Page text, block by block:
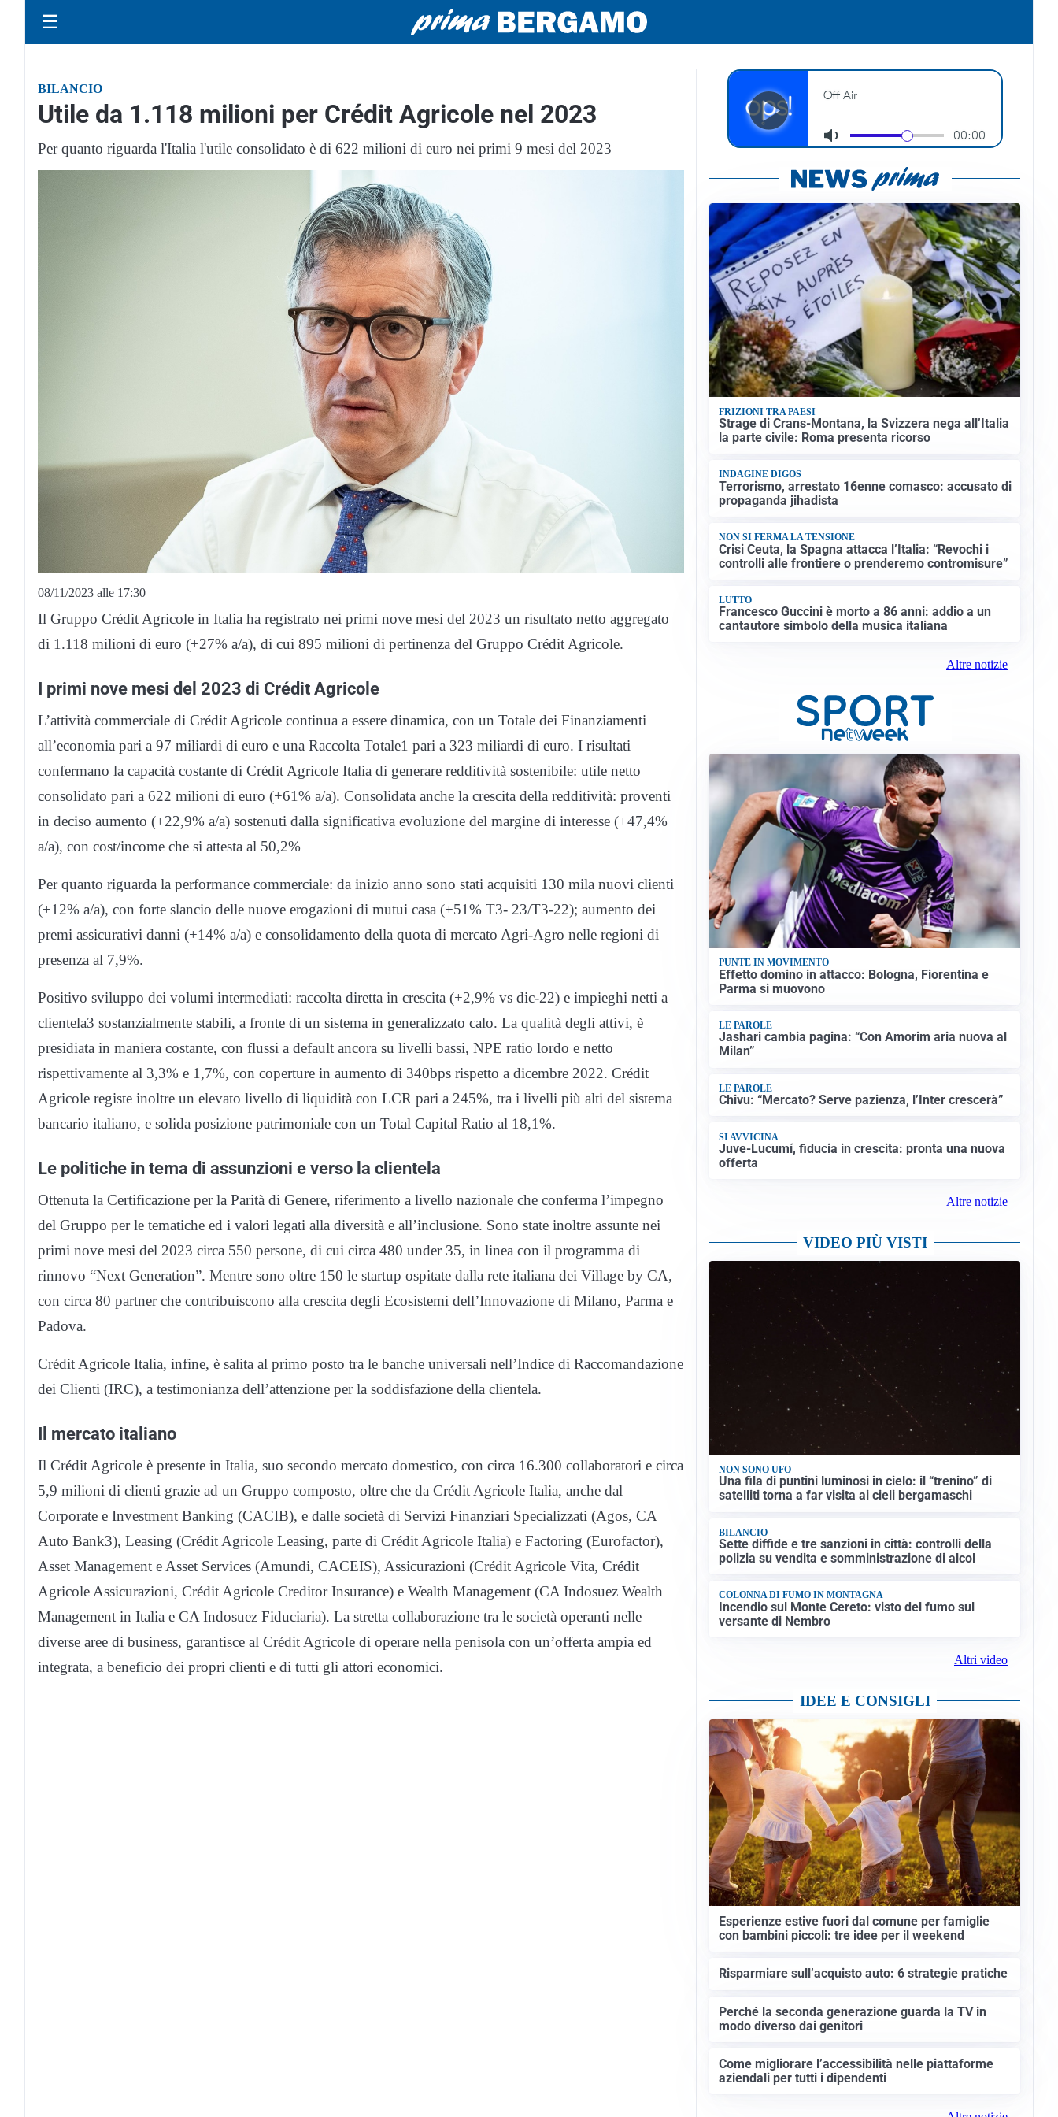
☰
BILANCIO
Utile da 1.118 milioni per Crédit Agricole nel 2023
Per quanto riguarda l'Italia l'utile consolidato è di 622 milioni di euro nei primi 9 mesi del 2023
08/11/2023 alle 17:30
Il Gruppo Crédit Agricole in Italia ha registrato nei primi nove mesi del 2023 un risultato netto aggregato
di 1.118 milioni di euro (+27% a/a), di cui 895 milioni di pertinenza del Gruppo Crédit Agricole.
I primi nove mesi del 2023 di Crédit Agricole
L’attività commerciale di Crédit Agricole continua a essere dinamica, con un Totale dei Finanziamenti
all’economia pari a 97 miliardi di euro e una Raccolta Totale1 pari a 323 miliardi di euro. I risultati
confermano la capacità costante di Crédit Agricole Italia di generare redditività sostenibile: utile netto
consolidato pari a 622 milioni di euro (+61% a/a). Consolidata anche la crescita della redditività: proventi
in deciso aumento (+22,9% a/a) sostenuti dalla significativa evoluzione del margine di interesse (+47,4%
a/a), con cost/income che si attesta al 50,2%
Per quanto riguarda la performance commerciale: da inizio anno sono stati acquisiti 130 mila nuovi clienti
(+12% a/a), con forte slancio delle nuove erogazioni di mutui casa (+51% T3- 23/T3-22); aumento dei
premi assicurativi danni (+14% a/a) e consolidamento della quota di mercato Agri-Agro nelle regioni di
presenza al 7,9%.
Positivo sviluppo dei volumi intermediati: raccolta diretta in crescita (+2,9% vs dic-22) e impieghi netti a
clientela3 sostanzialmente stabili, a fronte di un sistema in generalizzato calo. La qualità degli attivi, è
presidiata in maniera costante, con flussi a default ancora su livelli bassi, NPE ratio lordo e netto
rispettivamente al 3,3% e 1,7%, con coperture in aumento di 340bps rispetto a dicembre 2022. Crédit
Agricole registe inoltre un elevato livello di liquidità con LCR pari a 245%, tra i livelli più alti del sistema
bancario italiano, e solida posizione patrimoniale con un Total Capital Ratio al 18,1%.
Le politiche in tema di assunzioni e verso la clientela
Ottenuta la Certificazione per la Parità di Genere, riferimento a livello nazionale che conferma l’impegno
del Gruppo per le tematiche ed i valori legati alla diversità e all’inclusione. Sono state inoltre assunte nei
primi nove mesi del 2023 circa 550 persone, di cui circa 480 under 35, in linea con il programma di
rinnovo “Next Generation”. Mentre sono oltre 150 le startup ospitate dalla rete italiana dei Village by CA,
con circa 80 partner che contribuiscono alla crescita degli Ecosistemi dell’Innovazione di Milano, Parma e
Padova.
Crédit Agricole Italia, infine, è salita al primo posto tra le banche universali nell’Indice di Raccomandazione
dei Clienti (IRC), a testimonianza dell’attenzione per la soddisfazione della clientela.
Il mercato italiano
Il Crédit Agricole è presente in Italia, suo secondo mercato domestico, con circa 16.300 collaboratori e circa
5,9 milioni di clienti grazie ad un Gruppo composto, oltre che da Crédit Agricole Italia, anche dal
Corporate e Investment Banking (CACIB), e dalle società di Servizi Finanziari Specializzati (Agos, CA
Auto Bank3), Leasing (Crédit Agricole Leasing, parte di Crédit Agricole Italia) e Factoring (Eurofactor),
Asset Management e Asset Services (Amundi, CACEIS), Assicurazioni (Crédit Agricole Vita, Crédit
Agricole Assicurazioni, Crédit Agricole Creditor Insurance) e Wealth Management (CA Indosuez Wealth
Management in Italia e CA Indosuez Fiduciaria). La stretta collaborazione tra le società operanti nelle
diverse aree di business, garantisce al Crédit Agricole di operare nella penisola con un’offerta ampia ed
integrata, a beneficio dei propri clienti e di tutti gli attori economici.
FRIZIONI TRA PAESI
Strage di Crans-Montana, la Svizzera nega all’Italia
la parte civile: Roma presenta ricorso
INDAGINE DIGOS
Terrorismo, arrestato 16enne comasco: accusato di
propaganda jihadista
NON SI FERMA LA TENSIONE
Crisi Ceuta, la Spagna attacca l’Italia: “Revochi i
controlli alle frontiere o prenderemo contromisure”
LUTTO
Francesco Guccini è morto a 86 anni: addio a un
cantautore simbolo della musica italiana
Altre notizie
PUNTE IN MOVIMENTO
Effetto domino in attacco: Bologna, Fiorentina e
Parma si muovono
LE PAROLE
Jashari cambia pagina: “Con Amorim aria nuova al
Milan”
LE PAROLE
Chivu: “Mercato? Serve pazienza, l’Inter crescerà”
SI AVVICINA
Juve-Lucumí, fiducia in crescita: pronta una nuova
offerta
Altre notizie
VIDEO PIÙ VISTI
NON SONO UFO
Una fila di puntini luminosi in cielo: il “trenino” di
satelliti torna a far visita ai cieli bergamaschi
BILANCIO
Sette diffide e tre sanzioni in città: controlli della
polizia su vendita e somministrazione di alcol
COLONNA DI FUMO IN MONTAGNA
Incendio sul Monte Cereto: visto del fumo sul
versante di Nembro
Altri video
IDEE E CONSIGLI
Esperienze estive fuori dal comune per famiglie
con bambini piccoli: tre idee per il weekend
Risparmiare sull’acquisto auto: 6 strategie pratiche
Perché la seconda generazione guarda la TV in
modo diverso dai genitori
Come migliorare l’accessibilità nelle piattaforme
aziendali per tutti i dipendenti